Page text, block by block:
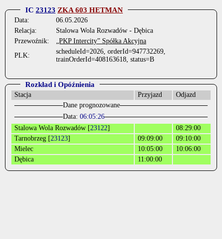
IC 23123 ZKA 603 HETMAN
Data:
06.05.2026
Relacja:
Stalowa Wola Rozwadów - Dębica
Przewoźnik:
„PKP Intercity” Spółka Akcyjna
PLK:
scheduleId=2026, orderId=947732269,
trainOrderId=408163618, status=B
Rozkład i Opóźnienia
Stacja Przyjazd
Odjazd
Dane prognozowane
Data: 06:05:26
Stalowa Wola Rozwadów [23122]
08:29:00
Tarnobrzeg [23123] 09:09:00
09:10:00
Mielec
10:05:00
10:06:00
Dębica
11:00:00